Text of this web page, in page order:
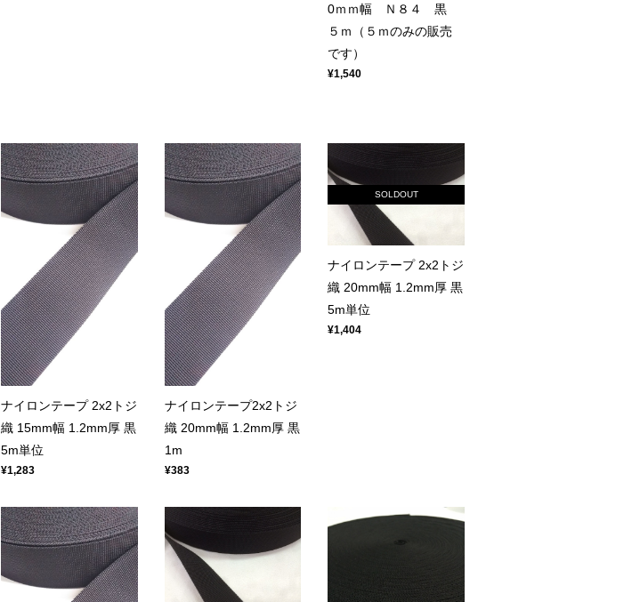
0ｍｍ幅 Ｎ８４ 黒
５ｍ（５ｍのみの販売
です）
¥1,540
ナイロンテープ 2x2トジ
織 15mm幅 1.2mm厚 黒
5m単位
¥1,283
ナイロンテープ2x2トジ
織 20mm幅 1.2mm厚 黒
1m
¥383
SOLDOUT
ナイロンテープ 2x2トジ
織 20mm幅 1.2mm厚 黒
5m単位
¥1,404